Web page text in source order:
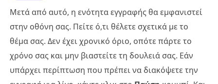
Μετά από αυτό, η ενότητα εγγραφής θα εμφανιστεί
στην οθόνη σας. Πείτε ό,τι θέλετε σχετικά με το
θέμα σας. Δεν έχει χρονικό όριο, οπότε πάρτε το
χρόνο σας και μην βιαστείτε τη δουλειά σας. Εάν
υπάρχει περίπτωση που πρέπει να διακόψετε την